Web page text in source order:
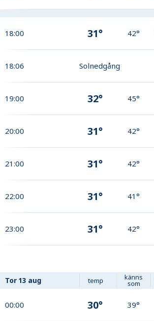
18:00 31° 42°
18:06 Solnedgång
19:00 32° 45°
20:00 31° 42°
21:00 31° 42°
22:00 31° 41°
23:00 31° 42°
Tor 13 aug temp känns
som
00:00 30° 39°